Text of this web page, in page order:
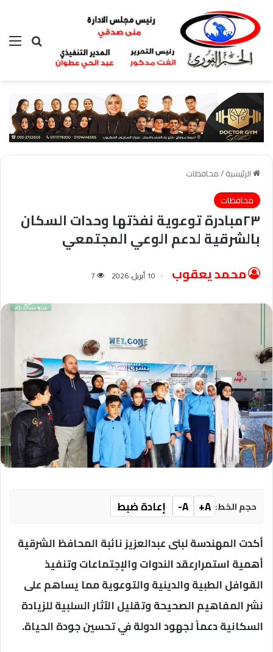
بحث عن
الرئيسية/محافظات
محافظات
٢٣مبادرة توعوية نفذتها وحدات السكان
بالشرقية لدعم الوعي المجتمعي
محمد يعقوب 10 أبريل، 2026 7
حجم الخط: A+
A-
إعادة ضبط
أكدت المهندسة لبنى عبدالعزيز نائبة المحافظ الشرقية
أهمية استمرارعقد الندوات والإجتماعات وتنفيذ
القوافل الطبية والدينية والتوعوية مما يساهم على
نشر المفاهيم الصحيحة وتقليل الآثار السلبية للزيادة
السكانية دعماً لجهود الدولة في تحسين جودة الحياة.